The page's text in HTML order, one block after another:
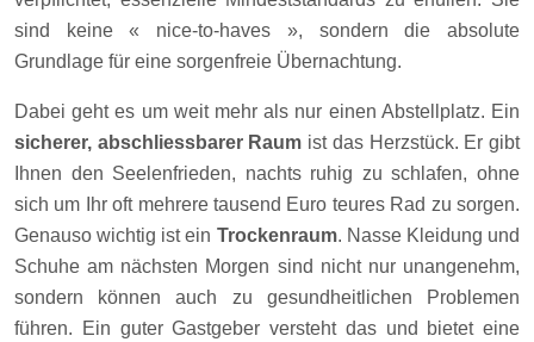
sind keine « nice-to-haves », sondern die absolute
Grundlage für eine sorgenfreie Übernachtung.
Dabei geht es um weit mehr als nur einen Abstellplatz. Ein
sicherer, abschliessbarer Raum ist das Herzstück. Er gibt
Ihnen den Seelenfrieden, nachts ruhig zu schlafen, ohne
sich um Ihr oft mehrere tausend Euro teures Rad zu sorgen.
Genauso wichtig ist ein Trockenraum. Nasse Kleidung und
Schuhe am nächsten Morgen sind nicht nur unangenehm,
sondern können auch zu gesundheitlichen Problemen
führen. Ein guter Gastgeber versteht das und bietet eine